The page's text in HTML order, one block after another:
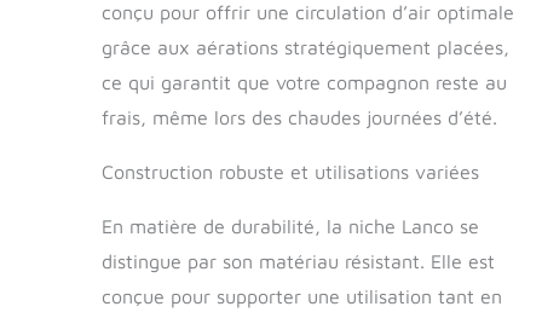
niche pour chiens de taille moyenne est
conçue pour offrir un espace intérieur
spacieux et confortable à votre animal
de compagnie. Pour chiens de race
moyenne. MESURES TOTALES (plafond
(LongueurxLxHauteur)
conçu pour offrir une circulation d’air optimale
grâce aux aérations stratégiquement placées,
ce qui garantit que votre compagnon reste au
frais, même lors des chaudes journées d’été.
Construction robuste et utilisations variées
En matière de durabilité, la niche Lanco se
distingue par son matériau résistant. Elle est
conçue pour supporter une utilisation tant en